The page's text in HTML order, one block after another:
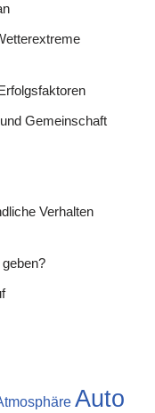
Gemeinschaft
Verhalten
Auto